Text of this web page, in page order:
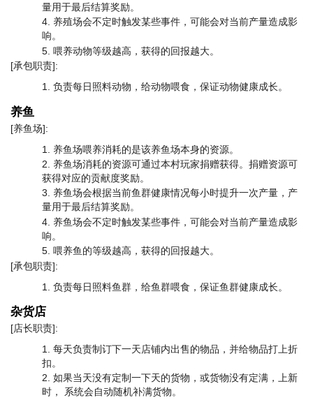
量用于最后结算奖励。
养殖场会不定时触发某些事件，可能会对当前产量造成影
响。
喂养动物等级越高，获得的回报越大。
[承包职责]:
负责每日照料动物，给动物喂食，保证动物健康成长。
养鱼
[养鱼场]:
养鱼场喂养消耗的是该养鱼场本身的资源。
养鱼场消耗的资源可通过本村玩家捐赠获得。捐赠资源可
获得对应的贡献度奖励。
养鱼场会根据当前鱼群健康情况每小时提升一次产量，产
量用于最后结算奖励。
养鱼场会不定时触发某些事件，可能会对当前产量造成影
响。
喂养鱼的等级越高，获得的回报越大。
[承包职责]:
负责每日照料鱼群，给鱼群喂食，保证鱼群健康成长。
杂货店
[店长职责]:
每天负责制订下一天店铺内出售的物品，并给物品打上折
扣。
如果当天没有定制一下天的货物，或货物没有定满，上新
时， 系统会自动随机补满货物。